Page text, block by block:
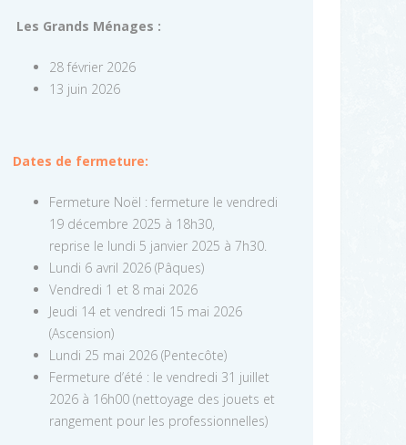
Les Grands Ménages :
28 février 2026
13 juin 2026
Dates de fermeture:
Fermeture Noël : fermeture le vendredi
19 décembre 2025 à 18h30,
reprise le lundi 5 janvier 2025 à 7h30.
Lundi 6 avril 2026 (Pâques)
Vendredi 1 et 8 mai 2026
Jeudi 14 et vendredi 15 mai 2026
(Ascension)
Lundi 25 mai 2026 (Pentecôte)
Fermeture d’été : le vendredi 31 juillet
2026 à 16h00 (nettoyage des jouets et
rangement pour les professionnelles)